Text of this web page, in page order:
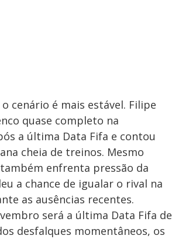
cenário é mais estável. Filipe
quase completo na
a última Data Fifa e contou
cheia de treinos. Mesmo
enfrenta pressão da
a chance de igualar o rival na
as ausências recentes.
será a última Data Fifa de
desfalques momentâneos, os